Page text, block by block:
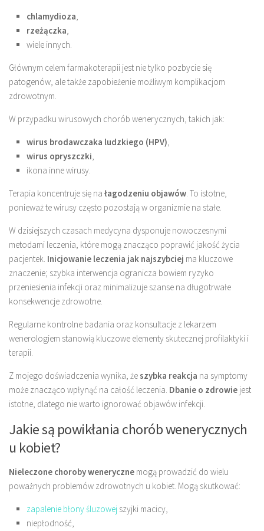
chlamydioza,
rzeżączka,
wiele innych.
Głównym celem farmakoterapii jest nie tylko pozbycie się
patogenów, ale także zapobieżenie możliwym komplikacjom
zdrowotnym.
W przypadku wirusowych chorób wenerycznych, takich jak:
wirus brodawczaka ludzkiego (HPV),
wirus opryszczki,
ikona inne wirusy.
Terapia koncentruje się na łagodzeniu objawów. To istotne,
ponieważ te wirusy często pozostają w organizmie na stałe.
W dzisiejszych czasach medycyna dysponuje nowoczesnymi
metodami leczenia, które mogą znacząco poprawić jakość życia
pacjentek. Inicjowanie leczenia jak najszybciej ma kluczowe
znaczenie; szybka interwencja ogranicza bowiem ryzyko
przeniesienia infekcji oraz minimalizuje szanse na długotrwałe
konsekwencje zdrowotne.
Regularne kontrolne badania oraz konsultacje z lekarzem
wenerologiem stanowią kluczowe elementy skutecznej profilaktyki i
terapii.
Z mojego doświadczenia wynika, żeszybka reakcja na symptomy
może znacząco wpłynąć na całość leczenia. Dbanie o zdrowie jest
istotne, dlatego nie warto ignorować objawów infekcji.
Jakie są powikłania chorób wenerycznych
u kobiet?
Nieleczone choroby weneryczne mogą prowadzić do wielu
poważnych problemów zdrowotnych u kobiet. Mogą skutkować:
zapalenie błony śluzowej szyjki macicy,
niepłodność,